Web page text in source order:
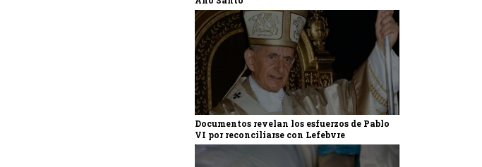
Documentos revelan los esfuerzos de Pablo
VI por reconciliarse con Lefebvre